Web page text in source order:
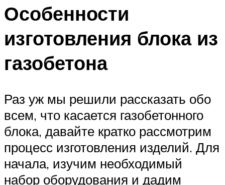
Особенности
изготовления блока из
газобетона
Раз уж мы решили рассказать обо
всем, что касается газобетонного
блока, давайте кратко рассмотрим
процесс изготовления изделий. Для
начала, изучим необходимый
набор оборудования и дадим